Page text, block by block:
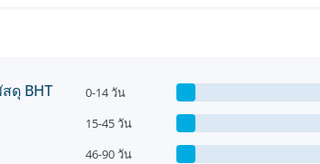
ดุ BHT
0-14 วัน
15-45 วัน
46-90 วัน